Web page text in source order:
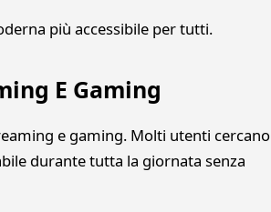
più accessibile per tutti.
E Gaming
e gaming. Molti utenti cercano
durante tutta la giornata senza